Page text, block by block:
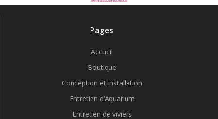
Pages
Accueil
Boutique
Conception et installation
Entretien d’Aquarium
Entretien de viviers